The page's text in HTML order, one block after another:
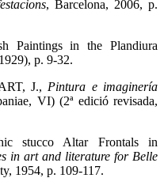
, Barcelona, 2006, p.
Paintings in the Plandiura
p. 9-32.
J., Pintura e imaginería
VI) (2ª edició revisada,
stucco Altar Frontals in
in art and literature for Belle
1954, p. 109-117.